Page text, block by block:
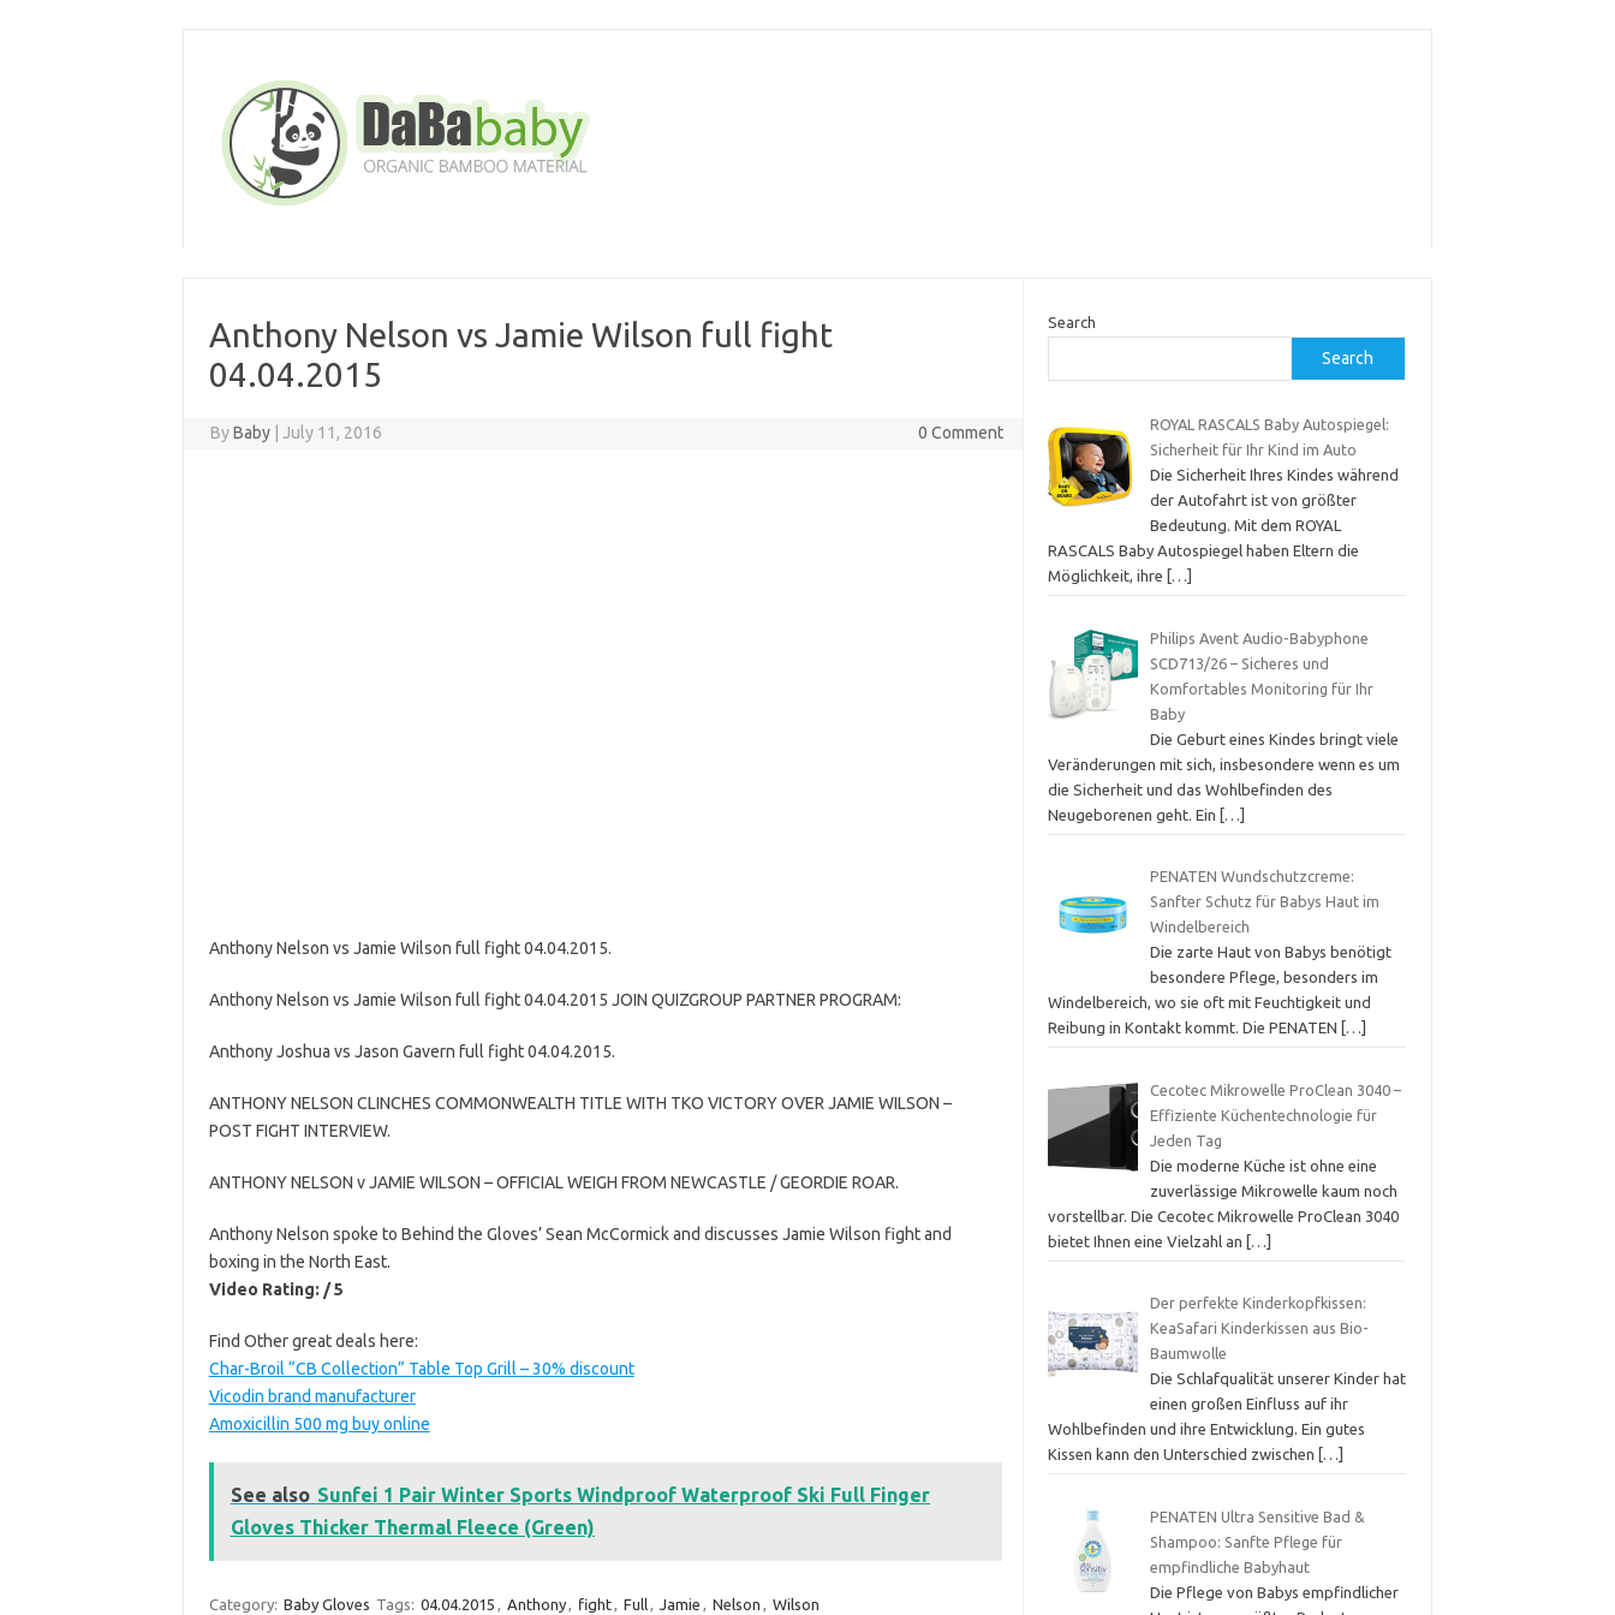
Anthony Nelson vs Jamie Wilson full fight
04.04.2015
ByBaby July 11, 2016 0 Comment
Anthony Nelson vs Jamie Wilson full fight 04.04.2015.
Anthony Nelson vs Jamie Wilson full fight 04.04.2015 JOIN QUIZGROUP PARTNER PROGRAM:
Anthony Joshua vs Jason Gavern full fight 04.04.2015.
ANTHONY NELSON CLINCHES COMMONWEALTH TITLE WITH TKO VICTORY OVER JAMIE WILSON –
POST FIGHT INTERVIEW.
ANTHONY NELSON v JAMIE WILSON – OFFICIAL WEIGH FROM NEWCASTLE / GEORDIE ROAR.
Anthony Nelson spoke to Behind the Gloves’ Sean McCormick and discusses Jamie Wilson fight and
boxing in the North East.
Video Rating: / 5
Find Other great deals here:
Char-Broil “CB Collection” Table Top Grill – 30% discount
Vicodin brand manufacturer
Amoxicillin 500 mg buy online
See also Sunfei 1 Pair Winter Sports Windproof Waterproof Ski Full Finger
Gloves Thicker Thermal Fleece (Green)
Category: Baby Gloves Tags: 04.04.2015 , Anthony, fight, Full, Jamie , Nelson , Wilson
Search
Search
ROYAL RASCALS Baby Autospiegel:
Sicherheit für Ihr Kind im Auto
Die Sicherheit Ihres Kindes während
der Autofahrt ist von größter
Bedeutung. Mit dem ROYAL
RASCALS Baby Autospiegel haben Eltern die
Möglichkeit, ihre
[…]
Philips Avent Audio-Babyphone
SCD713/26 – Sicheres und
Komfortables Monitoring für Ihr
Baby
Die Geburt eines Kindes bringt viele
Veränderungen mit sich, insbesondere wenn es um
die Sicherheit und das Wohlbefinden des
Neugeborenen geht. Ein […]
PENATEN Wundschutzcreme:
Sanfter Schutz für Babys Haut im
Windelbereich
Die zarte Haut von Babys benötigt
besondere Pflege, besonders im
Windelbereich, wo sie oft mit Feuchtigkeit und
Reibung in Kontakt kommt. Die PENATEN
[…]
Cecotec Mikrowelle ProClean 3040 –
Effiziente Küchentechnologie für
Jeden Tag
Die moderne Küche ist ohne eine
zuverlässige Mikrowelle kaum noch
vorstellbar. Die Cecotec Mikrowelle ProClean 3040
bietet Ihnen eine Vielzahl an […]
Der perfekte Kinderkopfkissen:
KeaSafari Kinderkissen aus Bio-
Baumwolle
Die Schlafqualität unserer Kinder hat
einen großen Einfluss auf ihr
Wohlbefinden und ihre Entwicklung. Ein gutes
Kissen kann den Unterschied zwischen
[…]
PENATEN Ultra Sensitive Bad &
Shampoo: Sanfte Pflege für
empfindliche Babyhaut
Die Pflege von Babys empfindlicher